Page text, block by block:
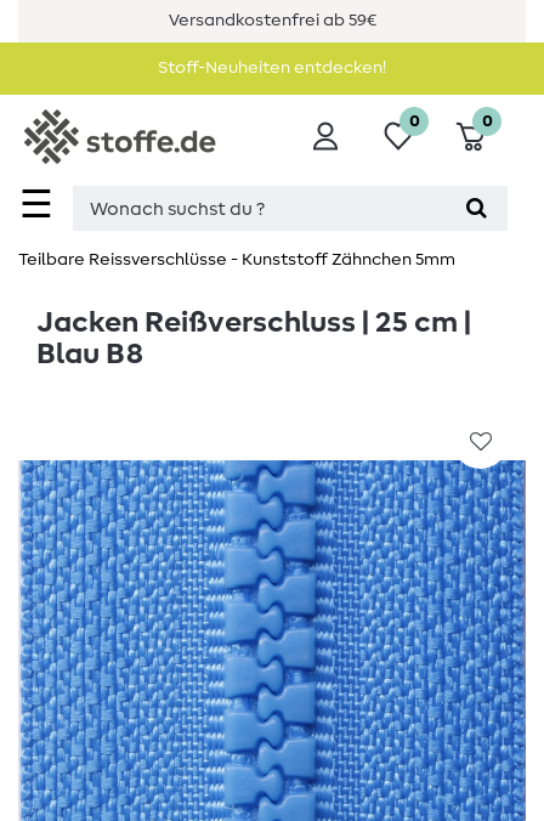
Versandkostenfrei ab 59€
Stoff-Neuheiten entdecken!
☰
0 0
Teilbare Reissverschlüsse - Kunststoff Zähnchen 5mm
Jacken Reißverschluss | 25 cm |
Blau B8